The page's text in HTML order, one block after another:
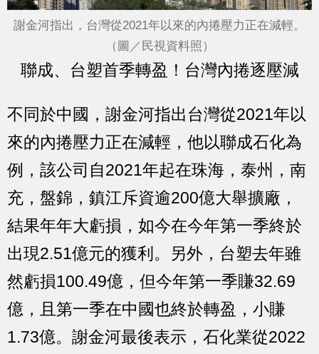
謝金河指出，台灣從2021年以來的內捲壓力正在減輕。
（圖／民視資料照）
聯成、台塑首季轉盈！台灣內捲逐壓減
不同於中國， 謝金河指出台灣從2021年以
來的內捲壓力正在減輕 ，他以聯成石化為
例 ，該公司自2021年起在珠海，泰州，南
充，盤錦，鎮江斥資逾200億大舉擴廠，
結果年年大虧損， 如今在今年第一季終於
出現2.51億元的獲利 。另外， 台塑去年雖
然虧損100.49億，但今年第一季賺32.69
億，
且第一季在中國也終於轉盈，小賺
1.73億。 謝金河最後表示，石化業從2022